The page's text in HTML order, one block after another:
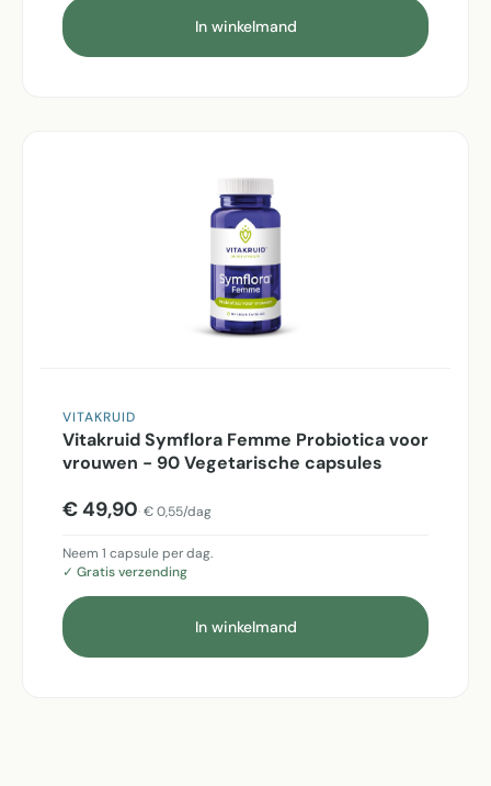
In winkelmand
VITAKRUID
Vitakruid Symflora Femme Probiotica voor
vrouwen - 90 Vegetarische capsules
€ 49,90 € 0,55/dag
Neem 1 capsule per dag.
✓ Gratis verzending
In winkelmand